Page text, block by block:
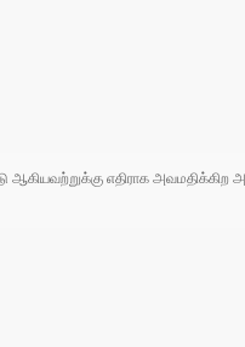
ஆகியவற்றுக்கு எதிராக